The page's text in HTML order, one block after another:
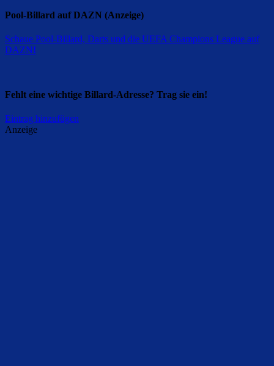
Pool-Billard auf DAZN (Anzeige)
Schaue Pool-Billard, Darts und die UEFA Champions League auf
DAZN!
Fehlt eine wichtige Billard-Adresse? Trag sie ein!
Eintrag hinzufügen
Anzeige